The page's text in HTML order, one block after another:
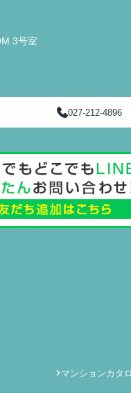
た。
住
疑
の
住
と
な
住
不
た
き
3号室
027-212-4896
マンションカタ